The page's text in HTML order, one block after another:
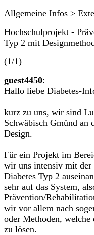
Allgemeine Infos >
Hochschulprojekt -
Typ 2 mit
(1/1)
guest4450:
Hallo liebe Diabetes-
kurz zu uns, wir sind
Schwäbisch Gmünd an
Design.
Für ein Projekt im
wir uns intensiv mit
Diabetes Typ 2
sehr auf das System,
Prävention/
wir vor allem nach
oder Methoden, welche
zu lösen.